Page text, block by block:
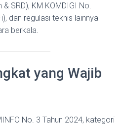
SRD), KM KOMDIGI No.
dan regulasi teknis lainnya
berkala.
yang Wajib
No. 3 Tahun 2024, kategori